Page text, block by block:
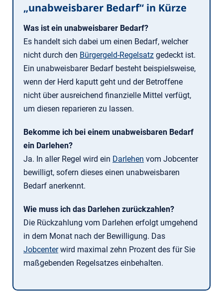
„unabweisbarer Bedarf“ in Kürze
Was ist ein unabweisbarer Bedarf?
Es handelt sich dabei um einen Bedarf, welcher
nicht durch den Bürgergeld-Regelsatz gedeckt ist.
Ein unabweisbarer Bedarf besteht beispielsweise,
wenn der Herd kaputt geht und der Betroffene
nicht über ausreichend finanzielle Mittel verfügt,
um diesen reparieren zu lassen.
Bekomme ich bei einem unabweisbaren Bedarf
ein Darlehen?
Ja. In aller Regel wird ein Darlehen vom Jobcenter
bewilligt, sofern dieses einen unabweisbaren
Bedarf anerkennt.
Wie muss ich das Darlehen zurückzahlen?
Die Rückzahlung vom Darlehen erfolgt umgehend
in dem Monat nach der Bewilligung. Das
Jobcenterwird maximal zehn Prozent des für Sie
maßgebenden Regelsatzes einbehalten.